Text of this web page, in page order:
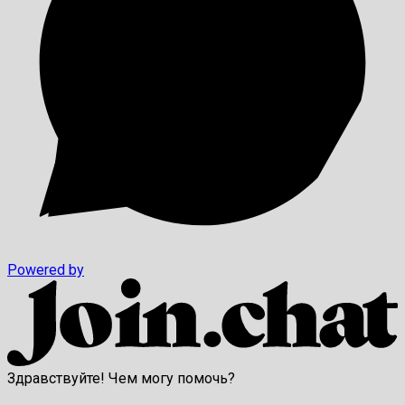
Powered by
Здравствуйте! Чем могу помочь?